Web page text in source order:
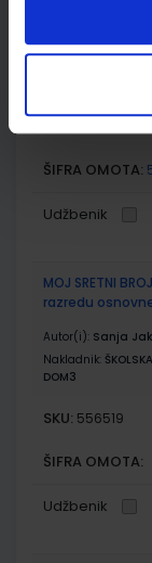
Autor(i):
ŠIFRA OMOTA:
Udžbenik
MOJ SRETNI
razredu
Autor(i): Sanja
Nakladnik:
DOM3
SKU: 556519
ŠIFRA OMOTA:
Udžbenik